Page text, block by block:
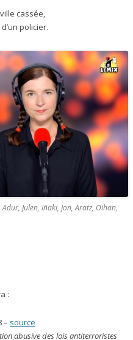
cassée,
policier.
Julen, Iñaki, Jon, Aratz, Oihan,
:
– source
abusive des lois antiterroristes